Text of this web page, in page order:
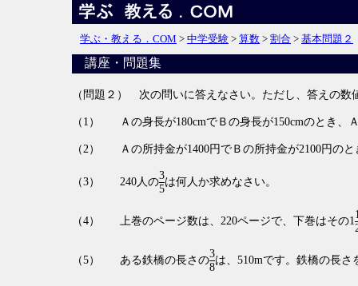
学ぶ・教える．COM > 中学受験 > 算数 > 割合 > 基本問題２
講座・問題集
（問題２） 次の問いに答えなさい。ただし、答えの数
（1） Ａの身長が180cmでＢの身長が150cmのとき
（2） Ａの所持金が1400円でＢの所持金が2100円の
（3） 240人の
3
は何人か求めなさい。
5
（4） 上巻のページ数は、220ページで、下巻はその1
（5） ある鉄橋の長さの
3
は、510mです。鉄橋の長さ
8